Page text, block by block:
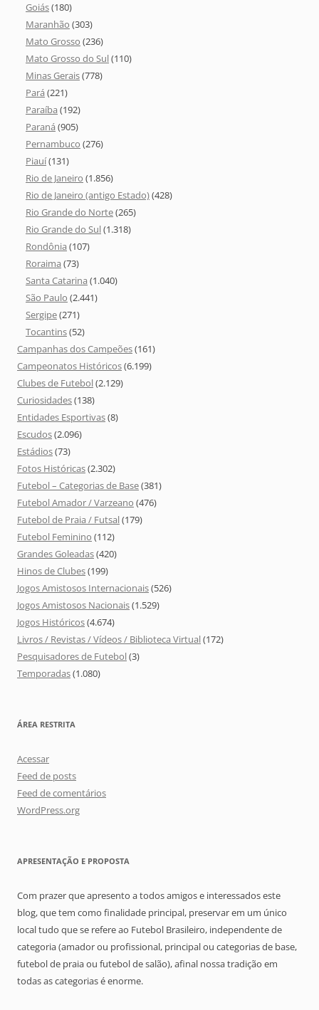
Goiás(180)
Maranhão (303)
Mato Grosso (236)
Mato Grosso do Sul(110)
Minas Gerais(778)
Pará (221)
Paraíba (192)
Paraná (905)
Pernambuco (276)
Piauí(131)
Rio de Janeiro (1.856)
Rio de Janeiro (antigo Estado)(428)
Rio Grande do Norte(265)
Rio Grande do Sul(1.318)
Rondônia (107)
Roraima (73)
Santa Catarina (1.040)
São Paulo (2.441)
Sergipe(271)
Tocantins(52)
Campanhas dos Campeões(161)
Campeonatos Históricos(6.199)
Clubes de Futebol(2.129)
Curiosidades(138)
Entidades Esportivas(8)
Escudos(2.096)
Estádios(73)
Fotos Históricas(2.302)
Futebol – Categorias de Base(381)
Futebol Amador / Varzeano (476)
Futebol de Praia / Futsal(179)
Futebol Feminino (112)
Grandes Goleadas(420)
Hinos de Clubes(199)
Jogos Amistosos Internacionais(526)
Jogos Amistosos Nacionais(1.529)
Jogos Históricos(4.674)
Livros / Revistas / Vídeos / Biblioteca Virtual(172)
Pesquisadores de Futebol(3)
Temporadas(1.080)
ÁREA RESTRITA
Acessar
Feed de posts
Feed de comentários
WordPress.org
APRESENTAÇÃO E PROPOSTA
Com prazer que apresento a todos amigos e interessados este
blog, que tem como finalidade principal, preservar em um único
local tudo que se refere ao Futebol Brasileiro, independente de
categoria (amador ou profissional, principal ou categorias de base,
futebol de praia ou futebol de salão), afinal nossa tradição em
todas as categorias é enorme.